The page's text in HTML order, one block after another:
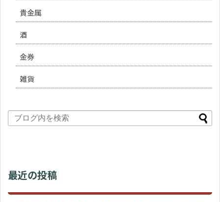
貴金属
酒
金券
雑貨
最近の投稿